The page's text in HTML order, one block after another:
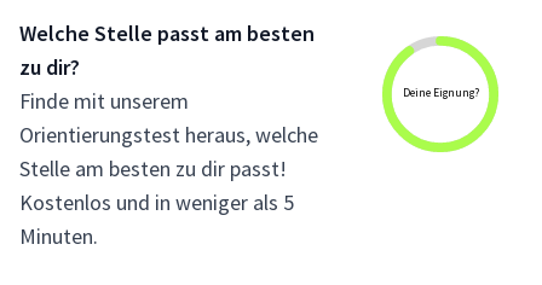
Deine Eignung?
Welche Stelle passt am besten
zu dir?
Finde mit unserem
Orientierungstest heraus, welche
Stelle am besten zu dir passt!
Kostenlos und in weniger als 5
Minuten.